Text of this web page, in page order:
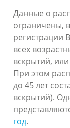
Данные о
ограничены,
регистрации
всех
вскрытий,
При этом
до 45 лет
вскрытий).
год.